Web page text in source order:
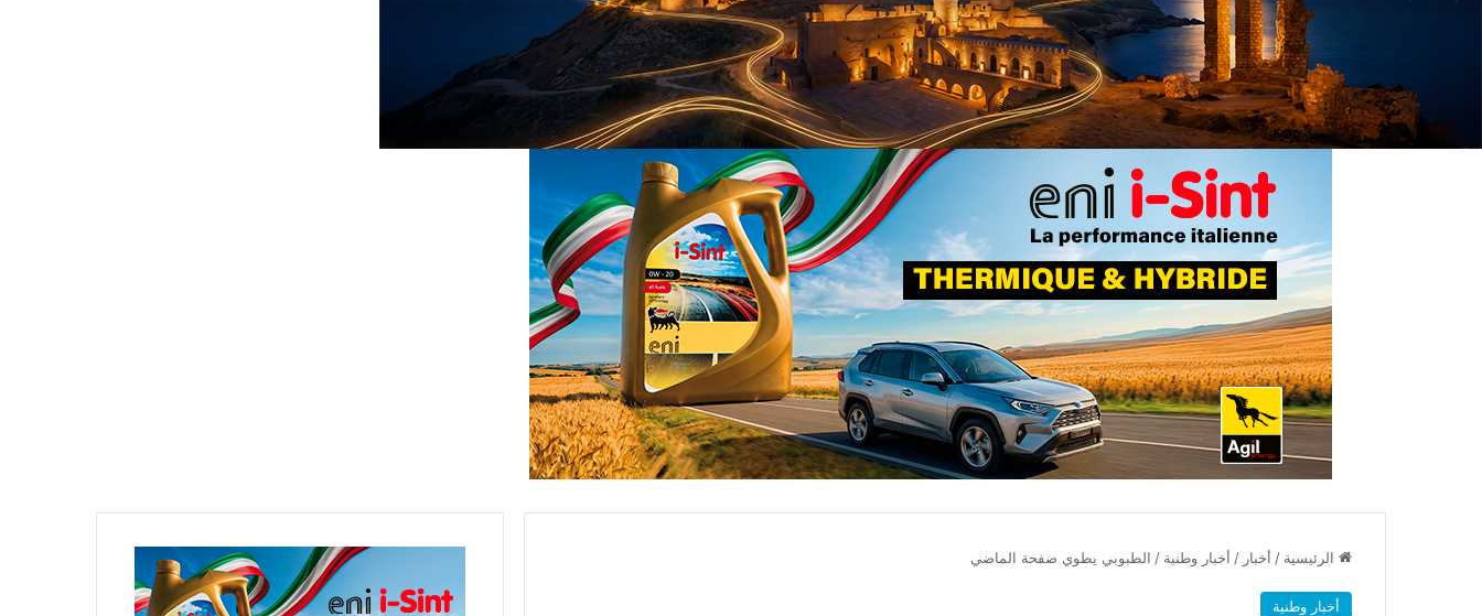
الرئيسية / أخبار / أخبار وطنية / الطبوبي يطوي صفحة الماضي
أخبار وطنية